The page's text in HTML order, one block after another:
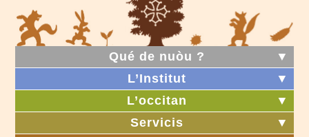
Qué de nuòu ?
▼
L’Institut
▼
L’occitan
▼
Servicis
▼